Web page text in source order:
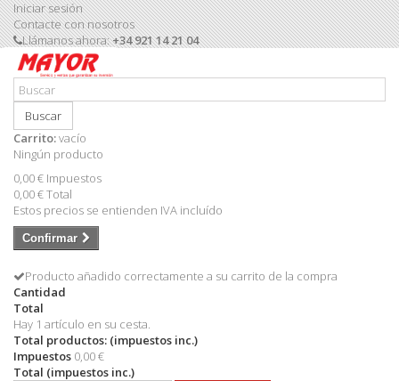
Iniciar sesión
Contacte con nosotros
Llámanos ahora:+34 921 14 21 04
Buscar
Carrito:vacío
Ningún producto
0,00 € Impuestos
0,00 €Total
Estos precios se entienden IVA incluído
Confirmar
Producto añadido correctamente a su carrito de la compra
Cantidad
Total
Hay 1 artículo en su cesta.
Total productos: (impuestos inc.)
Impuestos 0,00 €
Total (impuestos inc.)